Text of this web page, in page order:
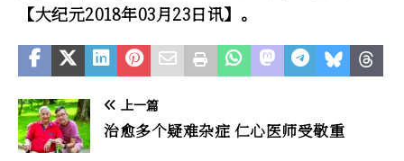
【大纪元2018年03月23日讯】。
上一篇
治愈多个疑难杂症 仁心医师受敬重